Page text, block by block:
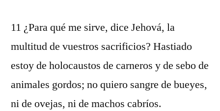
11 ¿Para qué me sirve, dice Jehová, la
multitud de vuestros sacrificios? Hastiado
estoy de holocaustos de carneros y de sebo de
animales gordos; no quiero sangre de bueyes,
ni de ovejas, ni de machos cabríos.